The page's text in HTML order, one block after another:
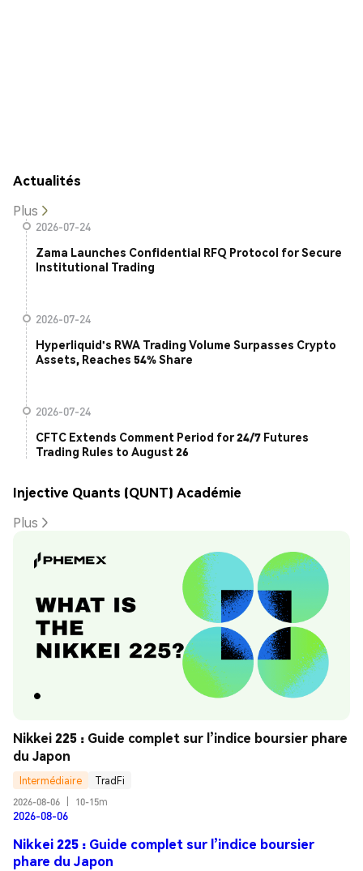
Actualités
Plus
2026-07-24
Zama Launches Confidential RFQ Protocol for Secure
Institutional Trading
2026-07-24
Hyperliquid's RWA Trading Volume Surpasses Crypto
Assets, Reaches 54% Share
2026-07-24
CFTC Extends Comment Period for 24/7 Futures
Trading Rules to August 26
Injective Quants (QUNT) Académie
Plus
Nikkei 225 : Guide complet sur l’indice boursier phare
du Japon
Intermédiaire
TradFi
2026-08-06
10-15m
2026-08-06
Nikkei 225 : Guide complet sur l’indice boursier
phare du Japon